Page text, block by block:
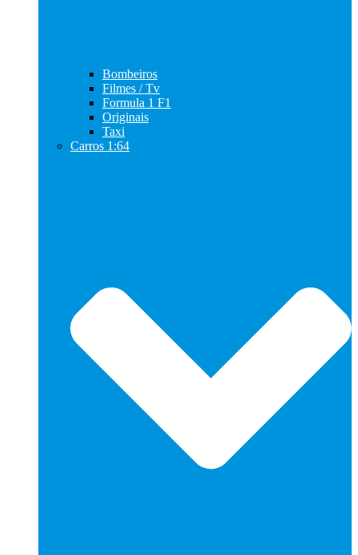
Bombeiros
Filmes / Tv
Formula 1 F1
Originais
Taxi
Carros 1:64